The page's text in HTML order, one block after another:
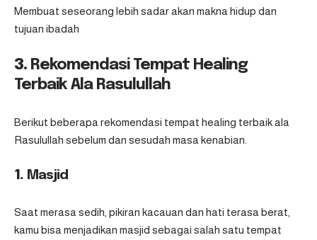
Membuat seseorang lebih sadar akan makna hidup dan
tujuan ibadah
3. Rekomendasi Tempat Healing
Terbaik Ala Rasulullah
Berikut beberapa rekomendasi tempat healing terbaik ala
Rasulullah sebelum dan sesudah masa kenabian.
1. Masjid
Saat merasa sedih, pikiran kacauan dan hati terasa berat,
kamu bisa menjadikan masjid sebagai salah satu tempat